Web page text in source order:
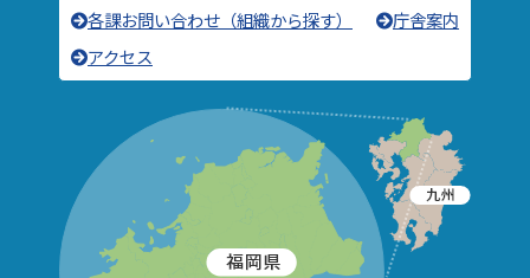
各課お問い合わせ（組織から探す）
庁舎案内
アクセス